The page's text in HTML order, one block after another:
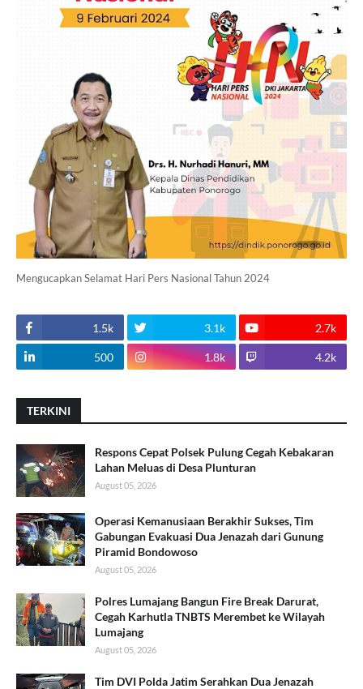
Mengucapkan Selamat Hari Pers Nasional Tahun 2024
1.5k 3.1k 2.7k
500 1.8k 4.2k
TERKINI
Respons Cepat Polsek Pulung Cegah Kebakaran
Lahan Meluas di Desa Plunturan
August 05, 2026
Operasi Kemanusiaan Berakhir Sukses, Tim
Gabungan Evakuasi Dua Jenazah dari Gunung
Piramid Bondowoso
August 05, 2026
Polres Lumajang Bangun Fire Break Darurat,
Cegah Karhutla TNBTS Merembet ke Wilayah
Lumajang
August 05, 2026
Tim DVI Polda Jatim Serahkan Dua Jenazah